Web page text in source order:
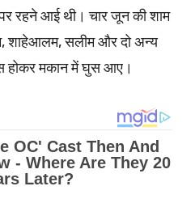
रहने आई थी। चार जून की शाम
शाहेआलम, सलीम और दो अन्य
होकर मकान में घुस आए।